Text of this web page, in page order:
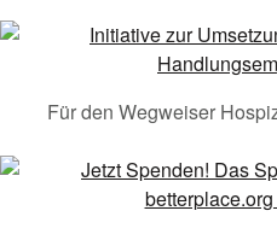
Für den Wegweiser